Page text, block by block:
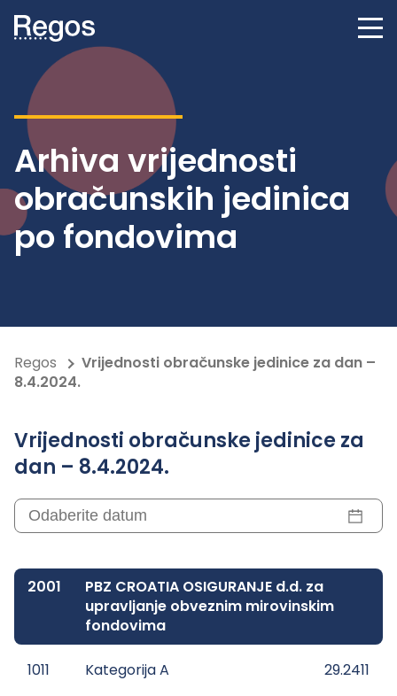
Arhiva vrijednosti
obračunskih jedinica
po fondovima
Regos
Vrijednosti obračunske jedinice za dan –
8.4.2024.
Vrijednosti obračunske jedinice za
dan – 8.4.2024.
2001
PBZ CROATIA OSIGURANJE d.d. za
upravljanje obveznim mirovinskim
fondovima
1011 Kategorija A
29.2411